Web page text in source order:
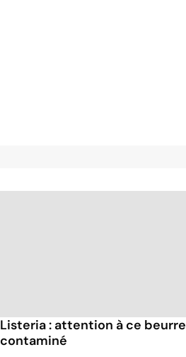
Listeria : attention à ce beurre
contaminé